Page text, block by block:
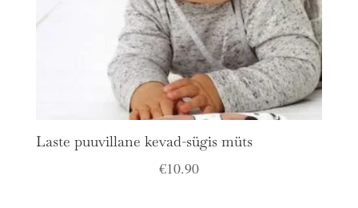
Laste puuvillane kevad-sügis müts
€10.90